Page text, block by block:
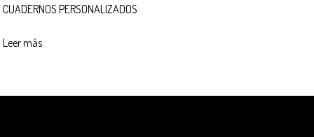
CUADERNOS PERSONALIZADOS
Leer más